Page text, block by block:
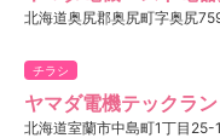
北海道奥尻郡奥尻町字奥尻
チラシ
ヤマダ電機テックラ
北海道室蘭市中島町1丁目25-1